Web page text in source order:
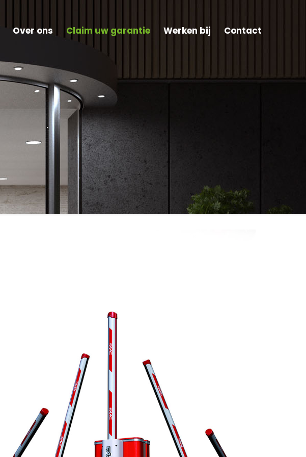
Over ons Claim uw garantie Werken bij Contact